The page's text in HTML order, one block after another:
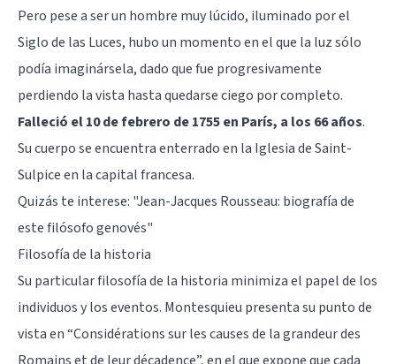
Pero pese a ser un hombre muy lúcido, iluminado por el
Siglo de las Luces, hubo un momento en el que la luz sólo
podía imaginársela, dado que fue progresivamente
perdiendo la vista hasta quedarse ciego por completo.
Falleció el 10 de febrero de 1755 en París, a los 66 años.
Su cuerpo se encuentra enterrado en la Iglesia de Saint-
Sulpice en la capital francesa.
Quizás te interese: "Jean-Jacques Rousseau: biografía de
este filósofo genovés"
Filosofía de la historia
Su particular filosofía de la historia minimiza el papel de los
individuos y los eventos. Montesquieu presenta su punto de
vista en “Considérations sur les causes de la grandeur des